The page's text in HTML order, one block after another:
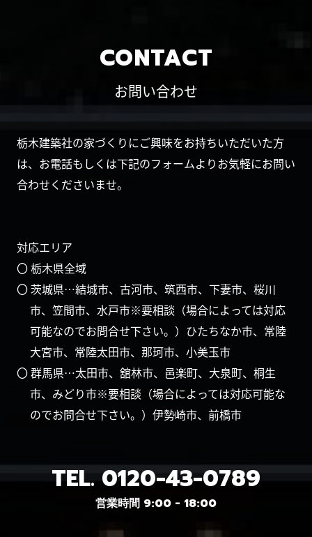
CONTACT
お問い合わせ
栃木建築社の家づくりにご興味をお持ちいただいた方
は、お電話もしくは下記のフォームよりお気軽にお問い
合わせくださいませ。
対応エリア
〇 栃木県全域
〇 茨城県…結城市、古河市、筑西市、下妻市、桜川
市、笠間市、水戸市※要相談（場合によっては対応
可能なのでお問合せ下さい。）ひたちなか市、常陸
大宮市、常陸太田市、那珂市、小美玉市
〇 群馬県…太田市、舘林市、邑楽町、大泉町、桐生
市、みどり市※要相談（場合によっては対応可能な
のでお問合せ下さい。）伊勢崎市、前橋市
TEL. 0120-43-0789
営業時間 9:00 - 18:00